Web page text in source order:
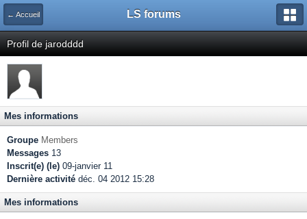
← Accueil LS forums
Profil de jarodddd
Mes informations
Groupe Members
Messages 13
Inscrit(e) (le) 09-janvier 11
Dernière activité déc. 04 2012 15:28
Mes informations